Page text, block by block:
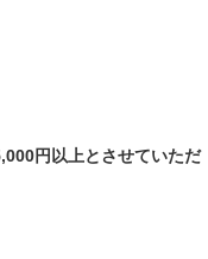
円以上とさせていただ